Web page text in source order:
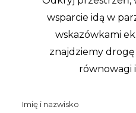
szukać?
Poza kwalifikacjami i
preferencje pacjenta. Dobry